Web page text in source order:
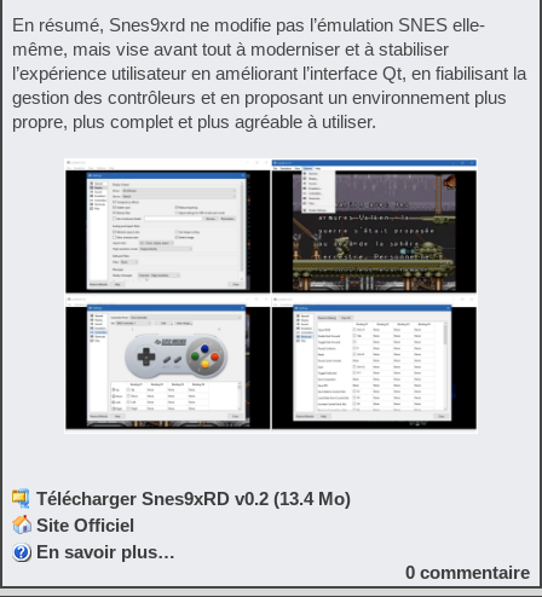
En résumé, Snes9xrd ne modifie pas l’émulation SNES elle-
même, mais vise avant tout à moderniser et à stabiliser
l’expérience utilisateur en améliorant l’interface Qt, en fiabilisant la
gestion des contrôleurs et en proposant un environnement plus
propre, plus complet et plus agréable à utiliser.
Télécharger Snes9xRD v0.2 (13.4 Mo)
Site Officiel
En savoir plus…
0 commentaire